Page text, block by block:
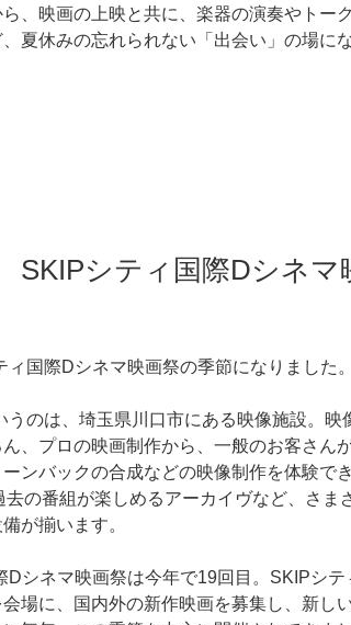
、映画の上映と共に、楽器の演奏やトー
夏休みの忘れられない「出会い」の場に
SKIPシティ国際Dシネマ
ィ国際Dシネマ映画祭の季節になりました。
うのは、埼玉県川口市にある映像施設。映
、プロの映画制作から、一般のお客さん
ンバックの合成などの映像制作を体験で
去の番組が楽しめるアーカイヴなど、さま
が揃います。
Dシネマ映画祭は今年で19回目。SKIPシテ
場に、国内外の新作映画を募集し、新し